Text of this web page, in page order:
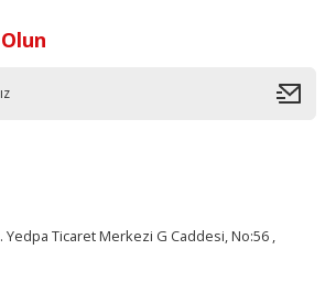
Ticaret Merkezi G Caddesi, No:56 ,